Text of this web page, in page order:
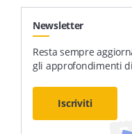
Newsletter
Resta sempre
gli approfondimenti
Iscriviti